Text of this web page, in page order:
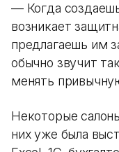
— Когда
возникает
предлагаешь им
обычно звучит
менять
Некоторые
них уже была